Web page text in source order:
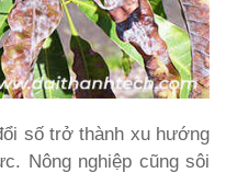
số trở thành xu hướng
Nông nghiệp cũng sôi